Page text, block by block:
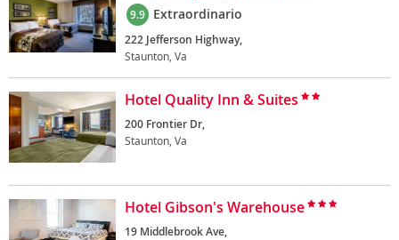
9.9 Extraordinario
222 Jefferson Highway,
Staunton, Va
Hotel Quality Inn & Suites
200 Frontier Dr,
Staunton, Va
Hotel Gibson's Warehouse
19 Middlebrook Ave,